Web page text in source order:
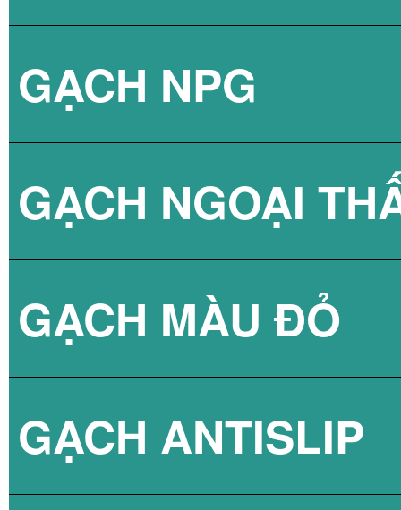
BÌNH NÓNG
BÌNH NÓNG
BÌNH NÓNG
BÌNH NÓNG
GẠCH NPG
GẠCH NPG
GẠCH NPG
GẠCH NGOẠI
GẠCH MÀU ĐỎ
GẠCH ANTISLIP